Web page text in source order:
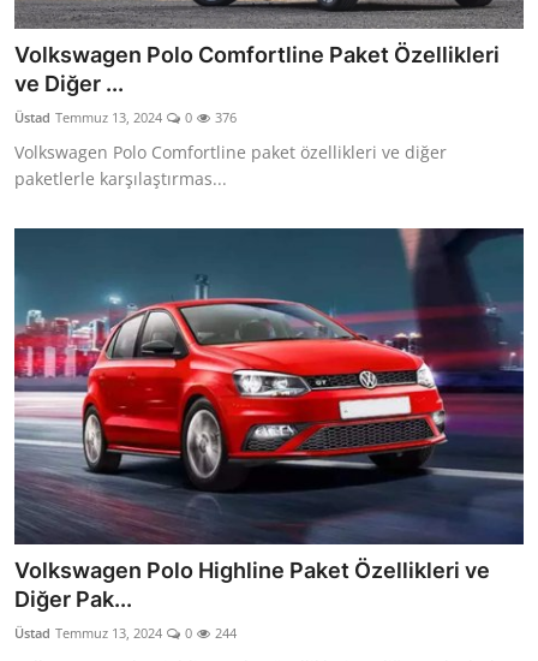
Volkswagen Polo Comfortline Paket Özellikleri
ve Diğer ...
Üstad Temmuz 13, 2024 0 376
Volkswagen Polo Comfortline paket özellikleri ve diğer
paketlerle karşılaştırmas...
Volkswagen Polo Highline Paket Özellikleri ve
Diğer Pak...
Üstad Temmuz 13, 2024 0 244